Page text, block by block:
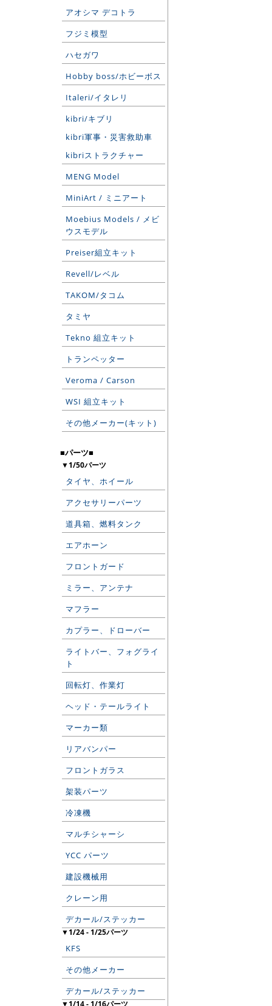
アオシマ デコトラ
フジミ模型
ハセガワ
Hobby boss/ホビーボス
Italeri/イタレリ
kibri/キブリ
kibri軍事・災害救助車
kibriストラクチャー
MENG Model
MiniArt / ミニアート
Moebius Models / メビ
ウスモデル
Preiser組立キット
Revell/レベル
TAKOM/タコム
タミヤ
Tekno 組立キット
トランペッター
Veroma / Carson
WSI 組立キット
その他メーカー(キット)
■パーツ■
▼1/50パーツ
タイヤ、ホイール
アクセサリーパーツ
道具箱、燃料タンク
エアホーン
フロントガード
ミラー、アンテナ
マフラー
カプラー、ドローバー
ライトバー、フォグライ
ト
回転灯、作業灯
ヘッド・テールライト
マーカー類
リアバンパー
フロントガラス
架装パーツ
冷凍機
マルチシャーシ
YCC パーツ
建設機械用
クレーン用
デカール/ステッカー
▼1/24 - 1/25パーツ
KFS
その他メーカー
デカール/ステッカー
▼1/14 - 1/16パーツ